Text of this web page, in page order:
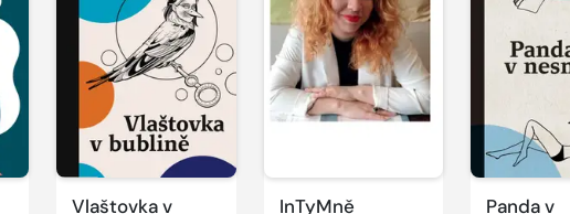
Vlaštovka v
InTyMně
Panda v